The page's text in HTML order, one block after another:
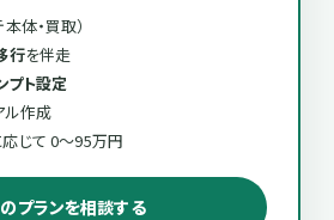
体・買取）
行を伴走
プト設定
ル作成
じて 0〜95万円
プランを相談する